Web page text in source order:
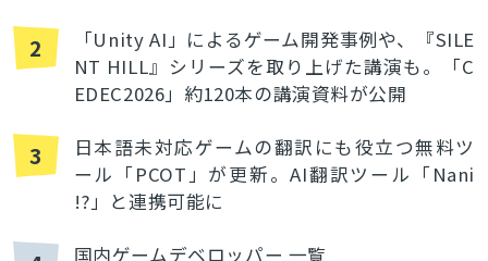
2
「Unity AI」によるゲーム開発事例や、『SILE
NT HILL』シリーズを取り上げた講演も。「C
EDEC2026」約120本の講演資料が公開
3
日本語未対応ゲームの翻訳にも役立つ無料ツ
ール「PCOT」が更新。AI翻訳ツール「Nani
!?」と連携可能に
国内ゲームデベロッパー 一覧